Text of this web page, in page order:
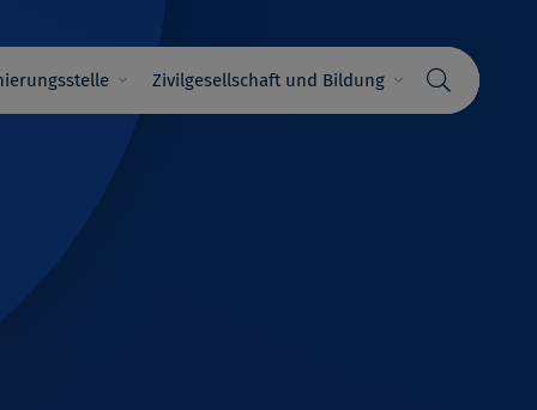
Zivilgesellschaft und Bildung